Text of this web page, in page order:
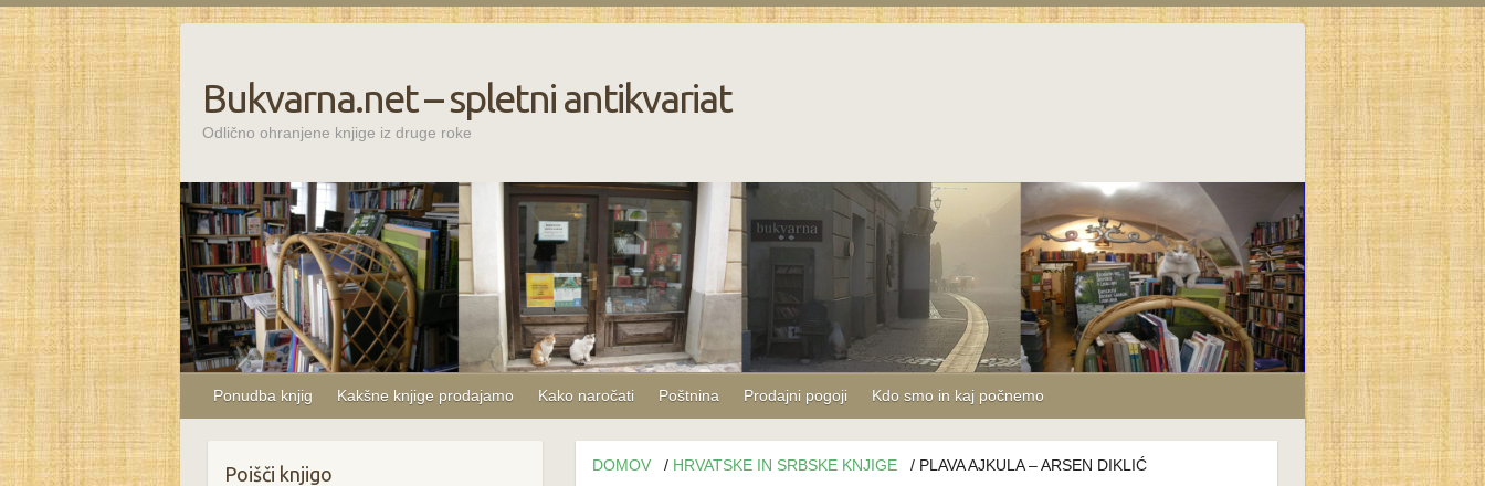
Bukvarna.net – spletni antikvariat
Odlično ohranjene knjige iz druge roke
Ponudba knjig Kakšne knjige prodajamo Kako naročati Poštnina Prodajni pogoji Kdo smo in kaj počnemo
DOMOV / HRVATSKE IN SRBSKE KNJIGE / PLAVA AJKULA – ARSEN DIKLIĆ
Poišči knjigo